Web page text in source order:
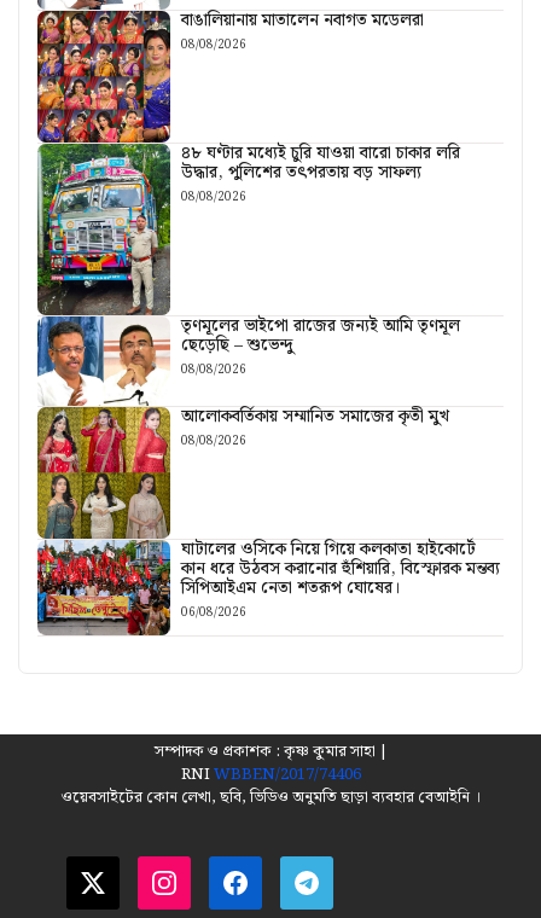
বাঙালিয়ানায় মাতালেন নবাগত মডেলরা
08/08/2026
৪৮ ঘণ্টার মধ্যেই চুরি যাওয়া বারো চাকার লরি
উদ্ধার, পুলিশের তৎপরতায় বড় সাফল্য
08/08/2026
তৃণমূলের ভাইপো রাজের জন্যই আমি তৃণমূল
ছেড়েছি – শুভেন্দু
08/08/2026
আলোকবর্তিকায় সম্মানিত সমাজের কৃতী মুখ
08/08/2026
ঘাটালের ওসিকে নিয়ে গিয়ে কলকাতা হাইকোর্টে
কান ধরে উঠবস করানোর হুঁশিয়ারি, বিস্ফোরক মন্তব্য
সিপিআইএম নেতা শতরূপ ঘোষের।
06/08/2026
সম্পাদক ও প্রকাশক : কৃষ্ণ কুমার সাহা |
RNIWBBEN/2017/74406
ওয়েবসাইটের কোন লেখা, ছবি, ভিডিও অনুমতি ছাড়া ব্যবহার বেআইনি ।